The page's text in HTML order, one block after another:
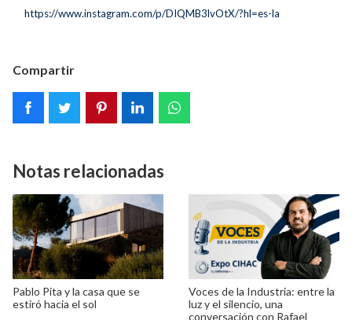
https://www.instagram.com/p/DIQMB3lvOtX/?hl=es-la
Compartir
Notas relacionadas
Pablo Pita y la casa que se
estiró hacia el sol
Voces de la Industria: entre la
luz y el silencio, una
conversación con Rafael